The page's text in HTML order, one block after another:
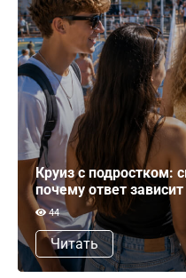
Круиз с подростком:
почему ответ
44
Читать